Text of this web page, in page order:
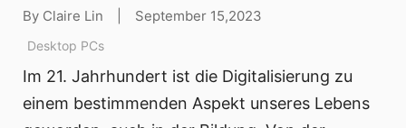
By Claire Lin September 15,2023
Desktop PCs
Im 21. Jahrhundert ist die Digitalisierung zu
einem bestimmenden Aspekt unseres Lebens